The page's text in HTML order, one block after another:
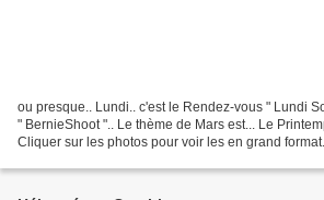
ou presque.. Lundi.. c'est le Rendez-vous " Lundi
" BernieShoot ".. Le thème de Mars est... Le
Cliquer sur les photos pour voir les en grand